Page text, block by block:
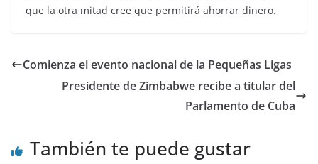
que la otra mitad cree que permitirá ahorrar dinero.
Comienza el evento nacional de la Pequeñas Ligas
Presidente de Zimbabwe recibe a titular del
Parlamento de Cuba
También te puede gustar